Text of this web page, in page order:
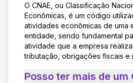
O CNAE, ou Classificação
Econômicas, é um código
atividades econômicas de uma
entidade, sendo fundamental
atividade que a empresa
tributação, obrigações fiscais e
Posso ter mais de um